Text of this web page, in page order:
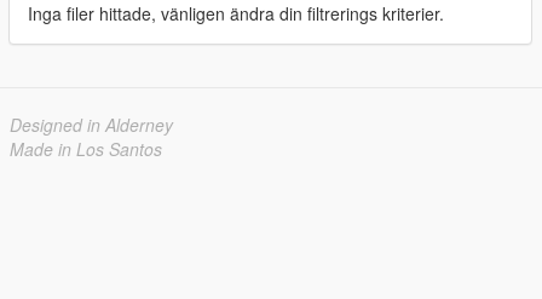
Inga filer hittade, vänligen ändra din filtrerings kriterier.
Designed in Alderney
Made in Los Santos